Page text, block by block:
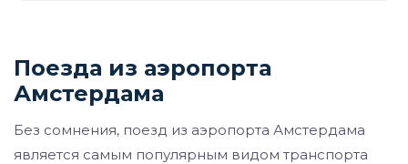
Поезда из аэропорта
Амстердама
Без сомнения, поезд из аэропорта Амстердама
является самым популярным видом транспорта